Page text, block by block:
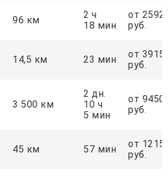
96 км
2 ч
18 мин
от 2592
руб.
14,5 км 23 мин
от 3915
руб.
3 500 км
2 дн.
10 ч
5 мин
от
руб.
45 км 57 мин
от 1215
руб.